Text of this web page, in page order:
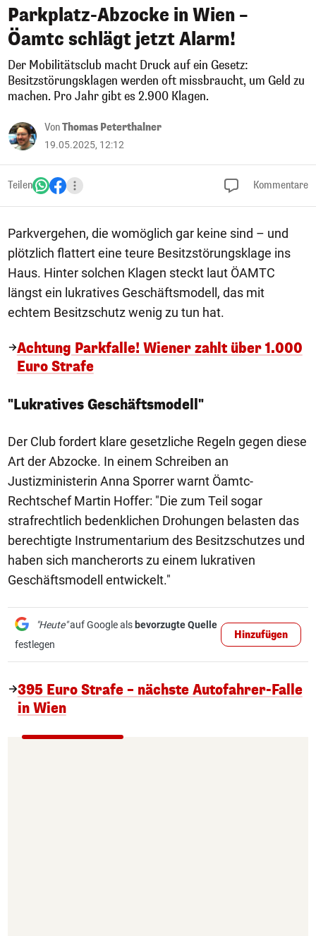
Parkplatz-Abzocke in Wien –
Öamtc schlägt jetzt Alarm!
Der Mobilitätsclub macht Druck auf ein Gesetz:
Besitzstörungsklagen werden oft missbraucht, um Geld zu
machen. Pro Jahr gibt es 2.900 Klagen.
VonThomas Peterthalner
19.05.2025, 12:12
Teilen Kommentare
Parkvergehen, die womöglich gar keine sind – und
plötzlich flattert eine teure Besitzstörungsklage ins
Haus. Hinter solchen Klagen steckt laut ÖAMTC
längst ein lukratives Geschäftsmodell, das mit
echtem Besitzschutz wenig zu tun hat.
Achtung Parkfalle! Wiener zahlt über 1.000
Euro Strafe
"Lukratives Geschäftsmodell"
Der Club fordert klare gesetzliche Regeln gegen diese
Art der Abzocke. In einem Schreiben an
Justizministerin Anna Sporrer warnt Öamtc-
Rechtschef Martin Hoffer: "Die zum Teil sogar
strafrechtlich bedenklichen Drohungen belasten das
berechtigte Instrumentarium des Besitzschutzes und
haben sich mancherorts zu einem lukrativen
Geschäftsmodell entwickelt."
"Heute"auf Google als bevorzugte Quelle
festlegen
Hinzufügen
395 Euro Strafe – nächste Autofahrer-Falle
in Wien